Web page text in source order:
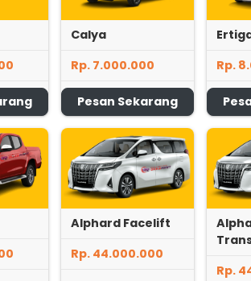
Calya
Rp. 7.000.000
Pesan Sekarang
Rp.
Alphard Facelift
Rp. 44.000.000
Rp.